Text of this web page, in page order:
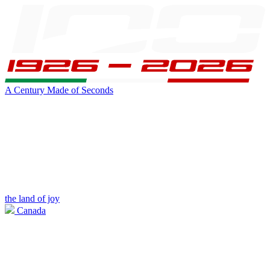
A Century Made of Seconds
the land of joy
Canada